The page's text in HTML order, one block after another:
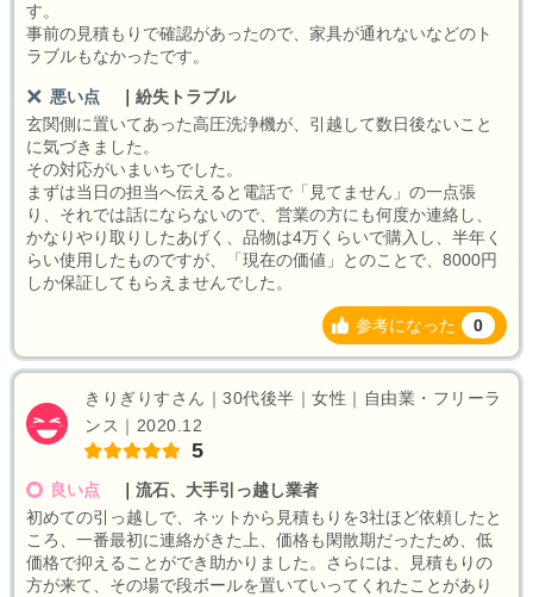
す。
事前の見積もりで確認があったので、家具が通れないなどのト
ラブルもなかったです。
悪い点
紛失トラブル
玄関側に置いてあった高圧洗浄機が、引越して数日後ないこと
に気づきました。
その対応がいまいちでした。
まずは当日の担当へ伝えると電話で「見てません」の一点張
り、それでは話にならないので、営業の方にも何度か連絡し、
かなりやり取りしたあげく、品物は4万くらいで購入し、半年く
らい使用したものですが、「現在の価値」とのことで、8000円
しか保証してもらえませんでした。
参考になった 0
きりぎりすさん｜30代後半｜女性｜自由業・フリーラ
ンス｜2020.12
5
良い点
流石、大手引っ越し業者
初めての引っ越しで、ネットから見積もりを3社ほど依頼したと
ころ、一番最初に連絡がきた上、価格も閑散期だったため、低
価格で抑えることができ助かりました。さらには、見積もりの
方が来て、その場で段ボールを置いていってくれたことがあり